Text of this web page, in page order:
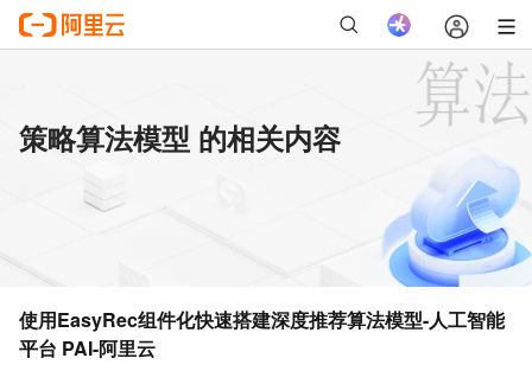
策略算法模型 的相关内容
使用EasyRec组件化快速搭建深度推荐算法模型-人工智能
平台 PAI-阿里云